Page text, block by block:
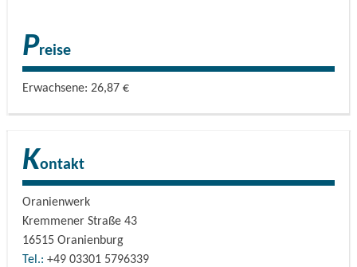
Preise
Erwachsene: 26,87 €
Kontakt
Oranienwerk
Kremmener Straße 43
16515 Oranienburg
Tel.: +49 03301 5796339